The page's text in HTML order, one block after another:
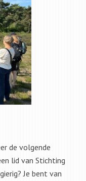
de volgende
lid van Stichting
Je bent van